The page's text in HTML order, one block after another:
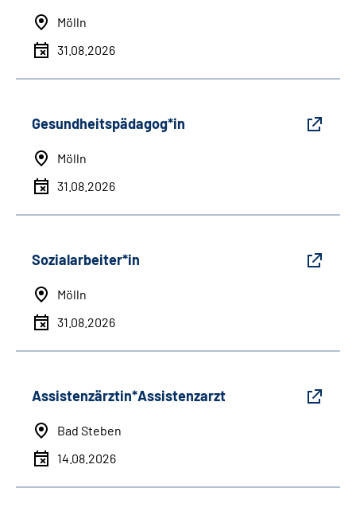
Mölln
31.08.2026
Gesundheitspädagog*in
Mölln
31.08.2026
Sozialarbeiter*in
Mölln
31.08.2026
Assistenzärztin*Assistenzarzt
Bad Steben
14.08.2026